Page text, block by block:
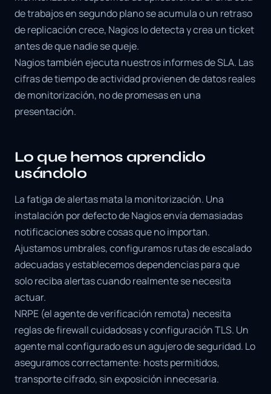
de trabajos en segundo plano se acumula o un retraso
de replicación crece, Nagios lo detecta y crea un ticket
antes de que nadie se queje.
Nagios también ejecuta nuestros informes de SLA. Las
cifras de tiempo de actividad provienen de datos reales
de monitorización, no de promesas en una
presentación.
Lo que hemos aprendido
usándolo
La fatiga de alertas mata la monitorización. Una
instalación por defecto de Nagios envía demasiadas
notificaciones sobre cosas que no importan.
Ajustamos umbrales, configuramos rutas de escalado
adecuadas y establecemos dependencias para que
solo reciba alertas cuando realmente se necesita
actuar.
NRPE (el agente de verificación remota) necesita
reglas de firewall cuidadosas y configuración TLS. Un
agente mal configurado es un agujero de seguridad. Lo
aseguramos correctamente: hosts permitidos,
transporte cifrado, sin exposición innecesaria.